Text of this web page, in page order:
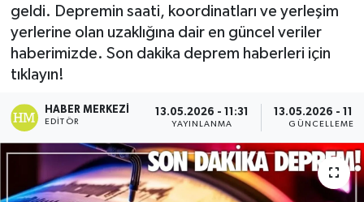
geldi. Depremin saati, koordinatları ve yerleşim
yerlerine olan uzaklığına dair en güncel veriler
haberimizde. Son dakika deprem haberleri için
tıklayın!
HABER MERKEZI
EDITÖR
13.05.2026 - 11:31
YAYINLANMA
13.05.2026 -
GÜNCELLEME
BİYOGRAFİLER
Burhaniye
ÇEVRE
DÜNYA
Dursunbey
Tüm Manşetler
Son Dakika Haberleri
Haber Arşivi